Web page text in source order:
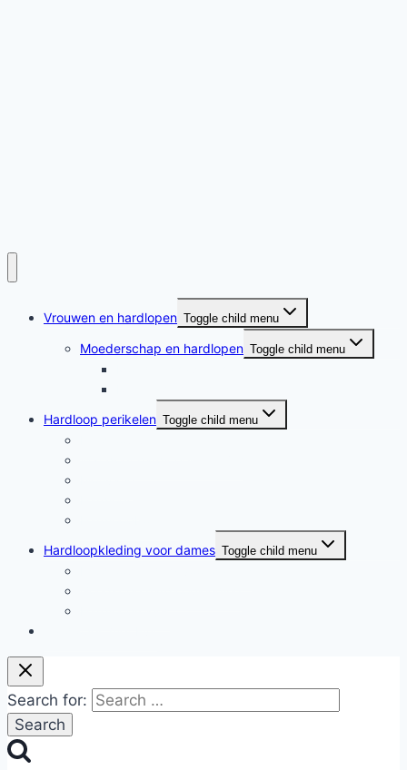
Vrouwen en hardlopen Toggle child menu
Moederschap en hardlopen Toggle child menu
Hardloop perikelen Toggle child menu
Hardloopkleding voor dames Toggle child menu
Search for: